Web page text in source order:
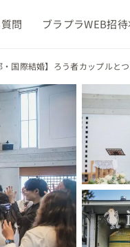
問 ブラプラWEB招
・国際結婚】ろう者カップルと